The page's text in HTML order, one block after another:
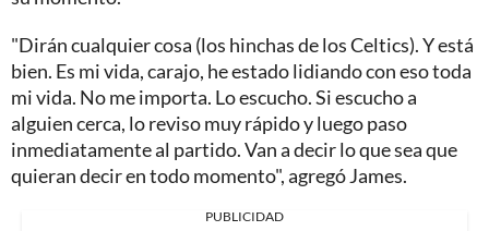
"Dirán cualquier cosa (los hinchas de los Celtics). Y está
bien. Es mi vida, carajo, he estado lidiando con eso toda
mi vida. No me importa. Lo escucho. Si escucho a
alguien cerca, lo reviso muy rápido y luego paso
inmediatamente al partido. Van a decir lo que sea que
quieran decir en todo momento", agregó James.
PUBLICIDAD